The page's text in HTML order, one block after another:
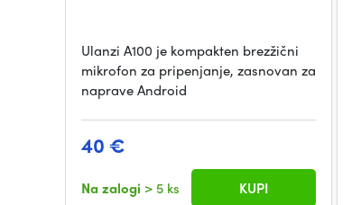
Ulanzi A100 je kompakten brezžični
mikrofon za pripenjanje, zasnovan za
naprave Android
40 €
Na zalogi > 5 ks KUPI